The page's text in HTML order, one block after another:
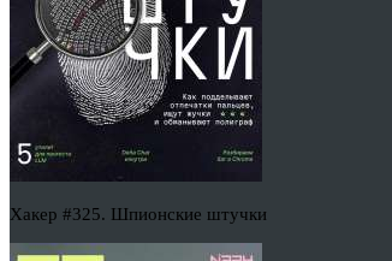
Хакер #325. Шпионские штучки